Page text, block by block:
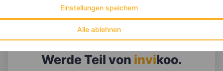
Alle ablehnen
Einstellungen speichern
10 %Gutschein für unseren Shop
Rezept-Empfehlungen Viele Insights
Werde Teil von invikoo.